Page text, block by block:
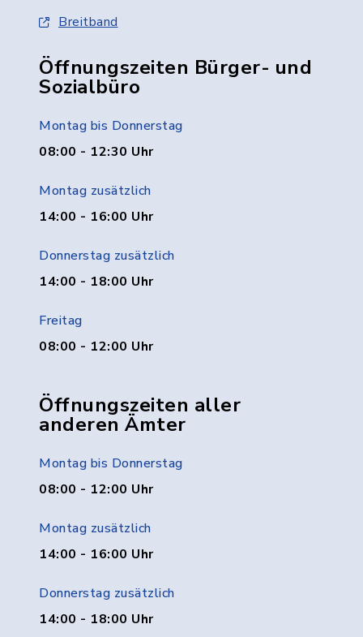
Breitband
Öffnungszeiten Bürger- und
Sozialbüro
Montag bis Donnerstag
08:00 - 12:30 Uhr
Montag zusätzlich
14:00 - 16:00 Uhr
Donnerstag zusätzlich
14:00 - 18:00 Uhr
Freitag
08:00 - 12:00 Uhr
Öffnungszeiten aller
anderen Ämter
Montag bis Donnerstag
08:00 - 12:00 Uhr
Montag zusätzlich
14:00 - 16:00 Uhr
Donnerstag zusätzlich
14:00 - 18:00 Uhr